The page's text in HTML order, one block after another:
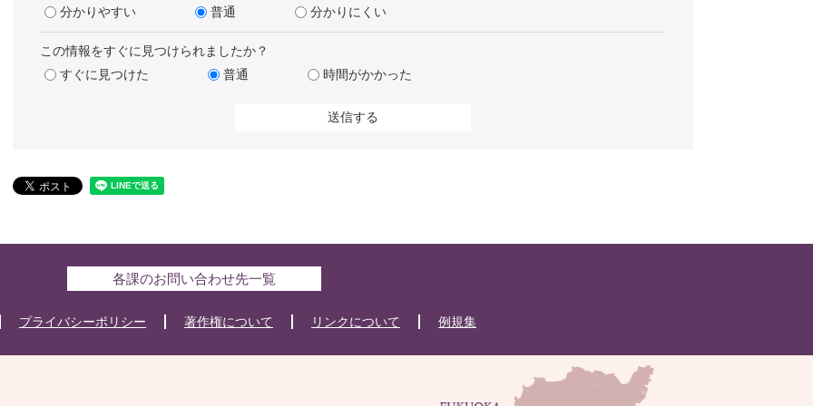
分かりやすい 普通 分かりにくい
この情報をすぐに見つけられましたか？
すぐに見つけた
普通 時間がかかった
各課のお問い合わせ先一覧
プライバシーポリシー 著作権について リンクについて 例規集